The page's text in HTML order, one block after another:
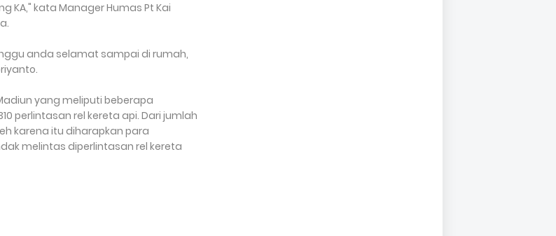
KA," kata Manager Humas Pt Kai
anda selamat sampai di rumah,
yang meliputi beberapa
perlintasan rel kereta api. Dari jumlah
karena itu diharapkan para
melintas diperlintasan rel kereta